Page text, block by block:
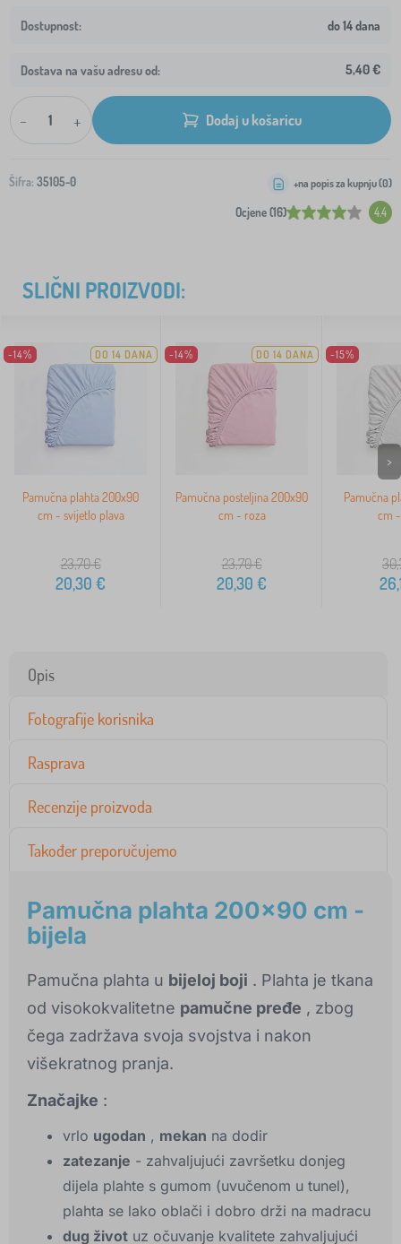
do 14 dana
Dostava na vašu adresu od: 5,40 €
- + Dodaj u košaricu
Šifra: 35105-0
Ocjene (16) 4.4
+na popis za kupnju (0)
SLIČNI PROIZVODI:
-14% DO 14 DANA
Pamučna plahta 200x90
cm - svijetlo plava
23,70€
20,30 €
-14% DO 14 DANA
Pamučna posteljina 200x90
cm - roza
23,70€
20,30 €
-15%
Pamučna
cm
>
Opis
Fotografije korisnika
Rasprava
Recenzije proizvoda
Također preporučujemo
Pamučna plahta 200x90 cm -
bijela
Pamučna plahta u bijeloj boji . Plahta je tkana
od visokokvalitetne pamučne pređe , zbog
čega zadržava svoja svojstva i nakon
višekratnog pranja.
Značajke :
vrlo ugodan , mekan na dodir
zatezanje - zahvaljujući završetku donjeg
dijela plahte s gumom (uvučenom u tunel),
plahta se lako oblači i dobro drži na madracu
dug život uz očuvanje kvalitete zahvaljujući